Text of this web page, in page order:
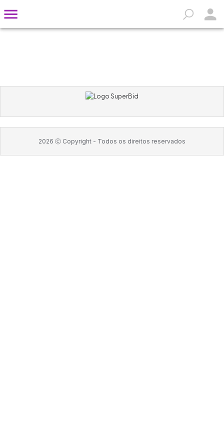
2026 Ⓒ Copyright - Todos os direitos reservados